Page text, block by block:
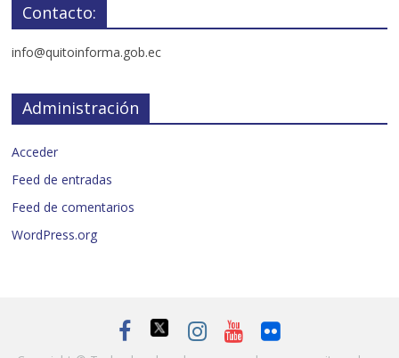
Contacto:
info@quitoinforma.gob.ec
Administración
Acceder
Feed de entradas
Feed de comentarios
WordPress.org